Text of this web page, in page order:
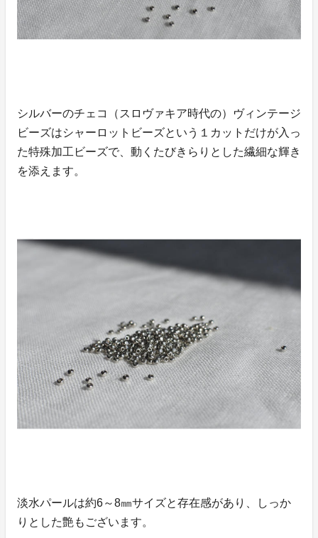
シルバーのチェコ（スロヴァキア時代の）ヴィンテージ
ビーズはシャーロットビーズという１カットだけが入っ
た特殊加工ビーズで、動くたびきらりとした繊細な輝き
を添えます。
淡水パールは約6～8㎜サイズと存在感があり、しっか
りとした艶もございます。